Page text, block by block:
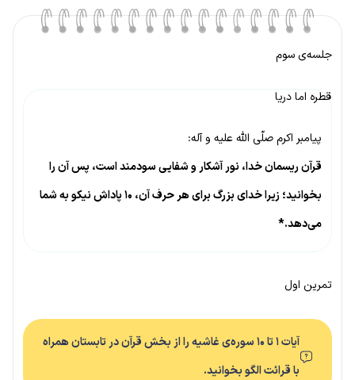
جلسه‌ی سوم
قطره اما دریا
پیامبر اکرم صلّی الله علیه و آله:
قرآن ریسمان خدا، نور آشکار و شفایی سودمند است، پس آن را
بخوانید؛ زیرا خدای بزرگ برای هر حرف آن، ۱۰ پاداش نیکو به شما
می‌دهد.*
تمرین اول
آیات ۱ تا ۱۰ سوره‌ی غاشیه را از بخش قرآن در تابستان همراه
با قرائت الگو بخوانید.